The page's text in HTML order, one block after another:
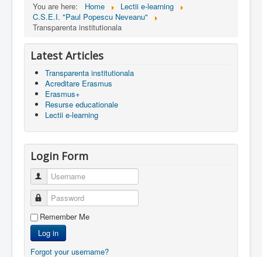
You are here: Home
Lectii e-learning
C.S.E.I. "Paul Popescu Neveanu"
Transparenta institutionala
Latest Articles
Transparenta institutionala
Acreditare Erasmus
Erasmus+
Resurse educationale
Lectii e-learning
Login Form
Username
Password
Remember Me
Log in
Forgot your username?